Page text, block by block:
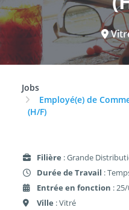
Jobs
Employé(e) de
(H/F)
Filière : Grande
Durée de Travail :
Entrée en fonction :
Ville : Vitré